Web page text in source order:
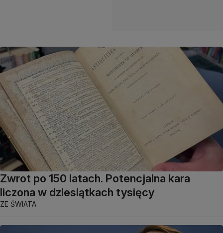
Zwrot po 150 latach. Potencjalna kara
liczona w dziesiątkach tysięcy
ZE ŚWIATA